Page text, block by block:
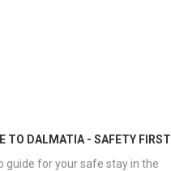
TO DALMATIA - SAFETY FIRST
guide for your safe stay in the